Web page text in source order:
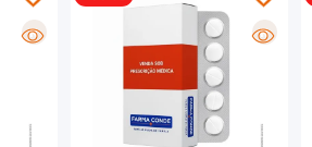
R R